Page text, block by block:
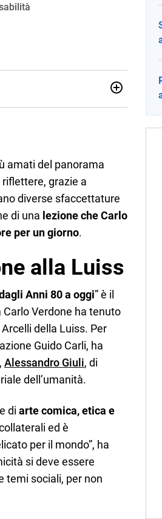
mondo scolastico.
amati del panorama
grazie a
diverse sfaccettature
di una lezione che Carlo
per un giorno.
alla Luiss
Anni 80 a oggi” è il
Verdone ha tenuto
della Luiss. Per
Guido Carli, ha
Alessandro Giuli, di
dell’umanità.
di arte comica, etica e
ed è
per il mondo”, ha
si deve essere
temi sociali, per non